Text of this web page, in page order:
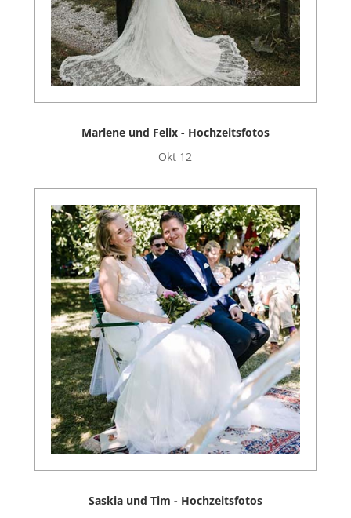
Marlene und Felix - Hochzeitsfotos
Okt 12
Saskia und Tim - Hochzeitsfotos